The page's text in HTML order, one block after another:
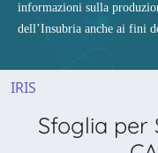
informazioni sulla
dell’Insubria anche ai fini
IRIS
Sfoglia per